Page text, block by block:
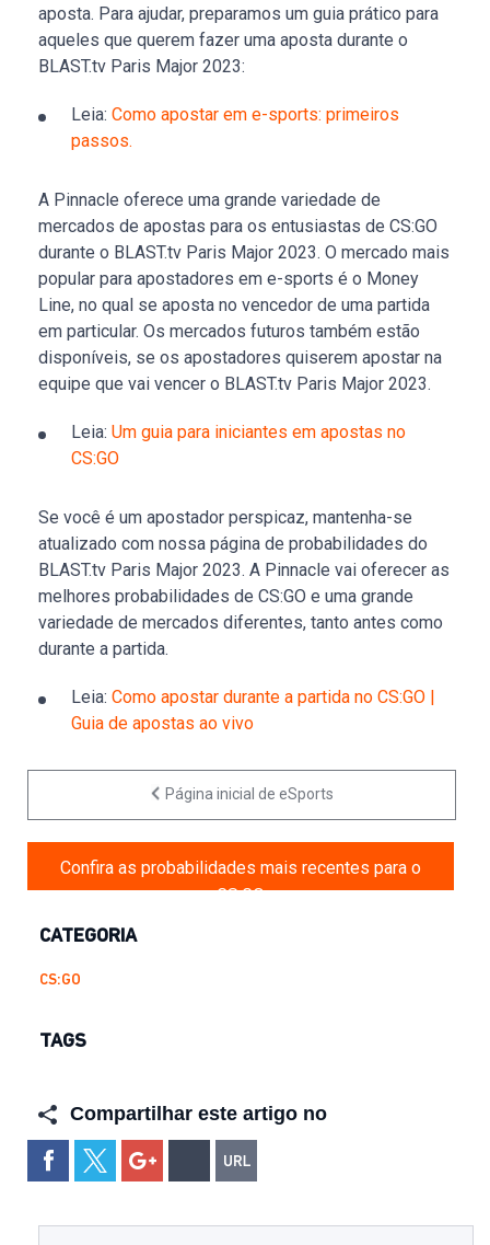
aposta. Para ajudar, preparamos um guia prático para
aqueles que querem fazer uma aposta durante o
BLAST.tv Paris Major 2023:
Leia: Como apostar em e-sports: primeiros
passos.
A Pinnacle oferece uma grande variedade de
mercados de apostas para os entusiastas de CS:GO
durante o BLAST.tv Paris Major 2023. O mercado mais
popular para apostadores em e-sports é o Money
Line, no qual se aposta no vencedor de uma partida
em particular. Os mercados futuros também estão
disponíveis, se os apostadores quiserem apostar na
equipe que vai vencer o BLAST.tv Paris Major 2023.
Leia: Um guia para iniciantes em apostas no
CS:GO
Se você é um apostador perspicaz, mantenha-se
atualizado com nossa página de probabilidades do
BLAST.tv Paris Major 2023. A Pinnacle vai oferecer as
melhores probabilidades de CS:GO e uma grande
variedade de mercados diferentes, tanto antes como
durante a partida.
Leia: Como apostar durante a partida no CS:GO |
Guia de apostas ao vivo
Página inicial de eSports
Confira as probabilidades mais recentes para o
CS:GO
CATEGORIA
CS:GO
TAGS
Compartilhar este artigo no